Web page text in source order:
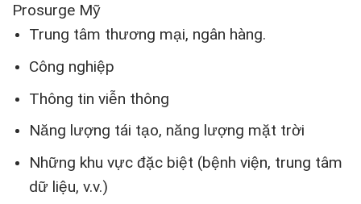
Prosurge Mỹ
Trung tâm thương mại, ngân hàng.
Công nghiệp
Thông tin viễn thông
Năng lượng tái tạo, năng lượng mặt trời
Những khu vực đặc biệt (bệnh viện, trung tâm
dữ liệu, v.v.)